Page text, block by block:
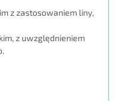
z zastosowaniem liny,
z uwzględnieniem